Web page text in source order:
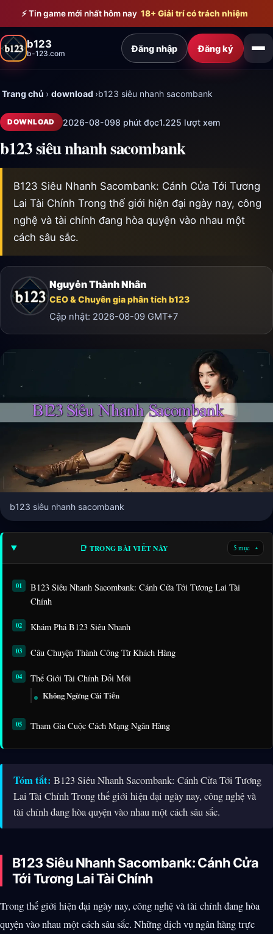
Bỏ qua đến nội dung chính
⚡ Tin game mới nhất hôm nay 18+ Giải trí có trách nhiệm
b123
b-123.com Đăng nhập Đăng ký
Trang chủ › download ›b123 siêu nhanh sacombank
DOWNLOAD 2026-08-098 phút đọc1.225 lượt xem
b123 siêu nhanh sacombank
B123 Siêu Nhanh Sacombank: Cánh Cửa Tới Tương
Lai Tài Chính Trong thế giới hiện đại ngày nay, công
nghệ và tài chính đang hòa quyện vào nhau một
cách sâu sắc.
Nguyễn Thành Nhân
CEO & Chuyên gia phân tích b123
Cập nhật: 2026-08-09 GMT+7
b123 siêu nhanh sacombank
📑 TRONG BÀI VIẾT NÀY 5 mục ▾
B123 Siêu Nhanh Sacombank: Cánh Cửa Tới Tương Lai Tài
Chính
Khám Phá B123 Siêu Nhanh
Câu Chuyện Thành Công Từ Khách Hàng
Thế Giới Tài Chính Đổi Mới
Không Ngừng Cải Tiến
Tham Gia Cuộc Cách Mạng Ngân Hàng
Tóm tắt: B123 Siêu Nhanh Sacombank: Cánh Cửa Tới Tương
Lai Tài Chính Trong thế giới hiện đại ngày nay, công nghệ và
tài chính đang hòa quyện vào nhau một cách sâu sắc.
B123 Siêu Nhanh Sacombank: Cánh Cửa
Tới Tương Lai Tài Chính
Trong thế giới hiện đại ngày nay, công nghệ và tài chính đang hòa
quyện vào nhau một cách sâu sắc. Những dịch vụ ngân hàng trực